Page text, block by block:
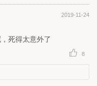
2019-11-24
死得太意外了
8